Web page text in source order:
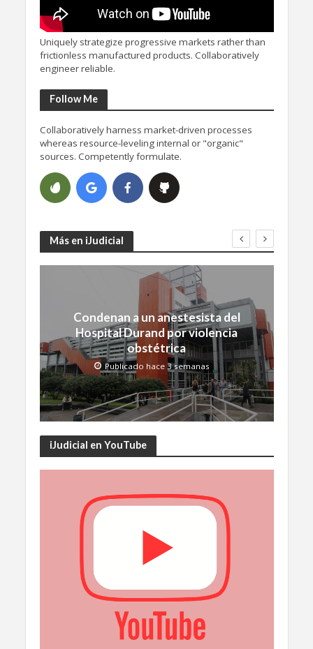
Uniquely strategize progressive markets rather than
frictionless manufactured products. Collaboratively
engineer reliable.
Follow Me
Collaboratively harness market-driven processes
whereas resource-leveling internal or "organic"
sources. Competently formulate.
Más en iJudicial
Condenan a un anestesista del
Hospital Durand por violencia
obstétrica
Publicado hace 3 semanas
iJudicial en YouTube